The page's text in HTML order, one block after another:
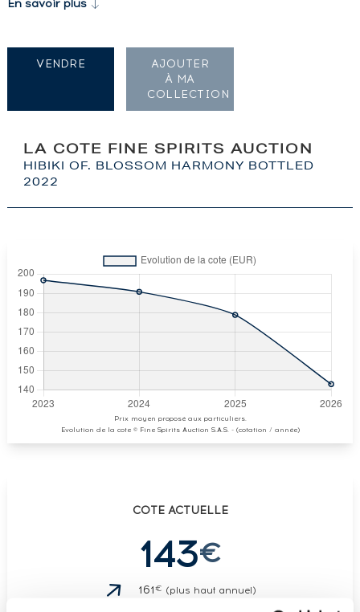
En savoir plus
LA COTE FINE SPIRITS AUCTION
HIBIKI OF. BLOSSOM HARMONY BOTTLED
2022
Prix moyen proposé aux particuliers.
Evolution de la cote © Fine Spirits Auction S.A.S. - (cotation / année)
COTE ACTUELLE
143€
161€ (plus haut annuel)
VENDRE
AJOUTER
À MA
COLLECTION